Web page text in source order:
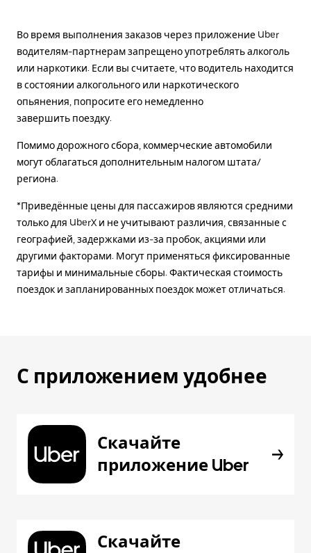
Во время выполнения заказов через приложение Uber
водителям-партнерам запрещено употреблять алкоголь
или наркотики. Если вы считаете, что водитель находится
в состоянии алкогольного или наркотического
опьянения, попросите его немедленно
завершить поездку.
Помимо дорожного сбора, коммерческие автомобили
могут облагаться дополнительным налогом штата/
региона.
*Приведённые цены для пассажиров являются средними
только для UberX и не учитывают различия, связанные с
географией, задержками из-за пробок, акциями или
другими факторами. Могут применяться фиксированные
тарифы и минимальные сборы. Фактическая стоимость
поездок и запланированных поездок может отличаться.
С приложением удобнее
Скачайте
приложение Uber
Скачайте